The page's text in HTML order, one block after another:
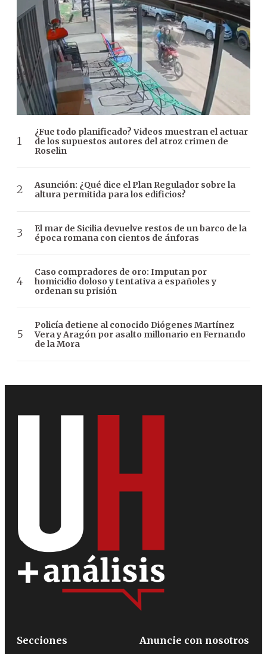
¿Fue todo planificado? Videos muestran el actuar
de los supuestos autores del atroz crimen de
Roselin
Asunción: ¿Qué dice el Plan Regulador sobre la
altura permitida para los edificios?
El mar de Sicilia devuelve restos de un barco de la
época romana con cientos de ánforas
Caso compradores de oro: Imputan por
homicidio doloso y tentativa a españoles y
ordenan su prisión
Policía detiene al conocido Diógenes Martínez
Vera y Aragón por asalto millonario en Fernando
de la Mora
Secciones
Anuncie con nosotros